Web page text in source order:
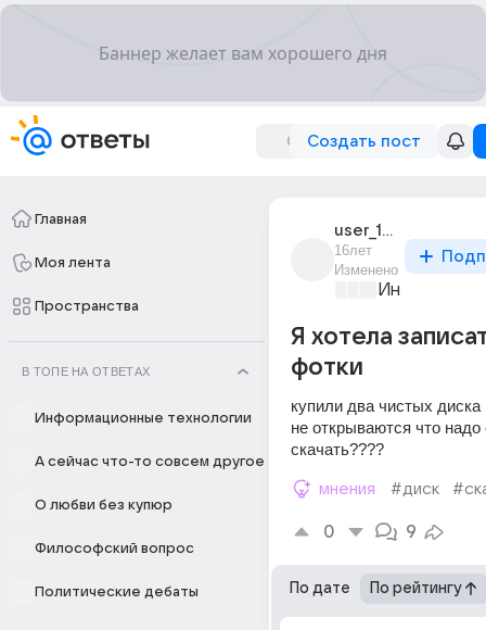
Создать пост
Главная
Моя лента
Пространства
В ТОПЕ НА ОТВЕТАХ
Информационные технологии
А сейчас что-то совсем другое
О любви без купюр
Философский вопрос
Политические дебаты
user_16790155
16лет
Изменено
Я хотела
фотки
купили два чистых
не открываются что
скачать????
мнения #диск
0 9
По дате По рейтингу